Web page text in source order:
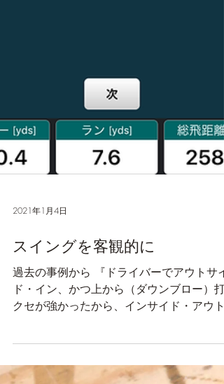
2021年1月4日
スイングを客観的に
過去の事例から 『ドライバーでアウトサイ
クセが強かったから、インサイド・アウト